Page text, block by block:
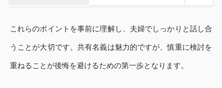
これらのポイントを事前に理解し、夫婦でしっかりと話し合
うことが大切です。共有名義は魅力的ですが、慎重に検討を
重ねることが後悔を避けるための第一歩となります。